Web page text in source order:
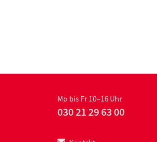
Mo bis Fr 10–16 Uhr
030 21 29 63 00